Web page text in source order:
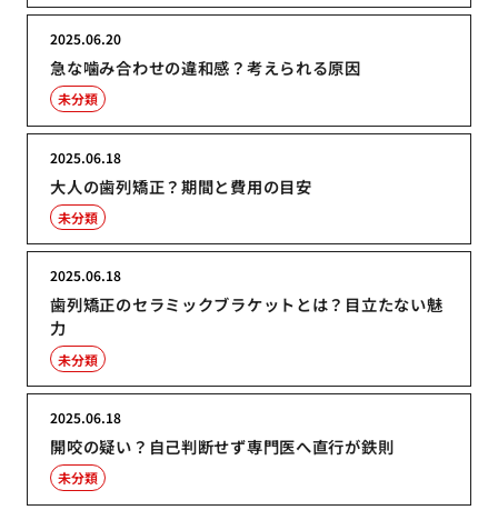
急な噛み合わせの違和感？考えられる原因
2025.06.20
未分類
大人の歯列矯正？期間と費用の目安
2025.06.18
未分類
歯列矯正のセラミックブラケットとは？目立たない魅
力
2025.06.18
未分類
開咬の疑い？自己判断せず専門医へ直行が鉄則
2025.06.18
未分類